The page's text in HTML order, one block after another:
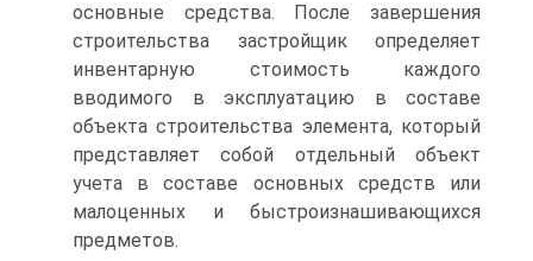
основные средства. После завершения
строительства застройщик определяет
инвентарную стоимость каждого
вводимого в эксплуатацию в составе
объекта строительства элемента, который
представляет собой отдельный объект
учета в составе основных средств или
малоценных и быст­роизнашивающихся
предметов.